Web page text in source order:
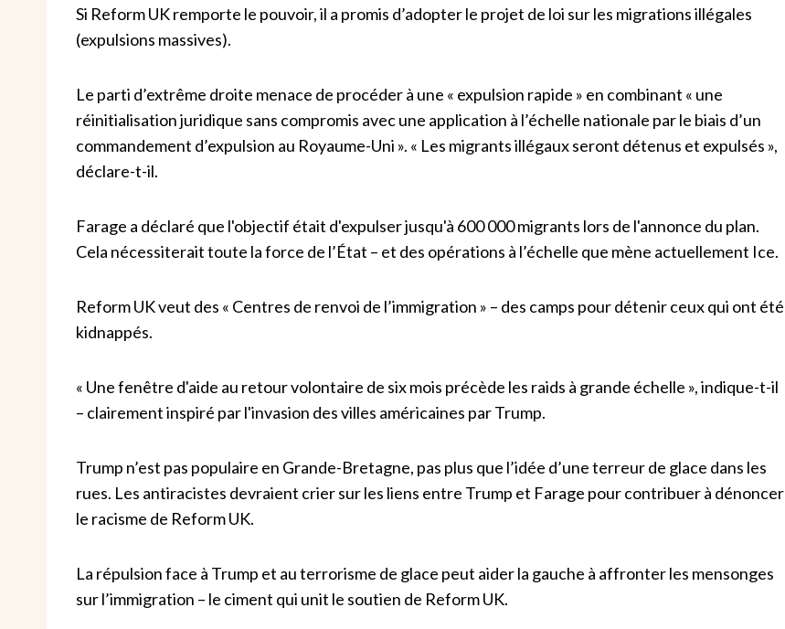
Si Reform UK remporte le pouvoir, il a promis d’adopter le projet de loi sur les migrations illégales
(expulsions massives).
Le parti d’extrême droite menace de procéder à une « expulsion rapide » en combinant « une
réinitialisation juridique sans compromis avec une application à l’échelle nationale par le biais d’un
commandement d’expulsion au Royaume-Uni ». « Les migrants illégaux seront détenus et expulsés »,
déclare-t-il.
Farage a déclaré que l'objectif était d'expulser jusqu'à 600 000 migrants lors de l'annonce du plan.
Cela nécessiterait toute la force de l’État – et des opérations à l’échelle que mène actuellement Ice.
Reform UK veut des « Centres de renvoi de l’immigration » – des camps pour détenir ceux qui ont été
kidnappés.
« Une fenêtre d'aide au retour volontaire de six mois précède les raids à grande échelle », indique-t-il
– clairement inspiré par l'invasion des villes américaines par Trump.
Trump n’est pas populaire en Grande-Bretagne, pas plus que l’idée d’une terreur de glace dans les
rues. Les antiracistes devraient crier sur les liens entre Trump et Farage pour contribuer à dénoncer
le racisme de Reform UK.
La répulsion face à Trump et au terrorisme de glace peut aider la gauche à affronter les mensonges
sur l’immigration – le ciment qui unit le soutien de Reform UK.